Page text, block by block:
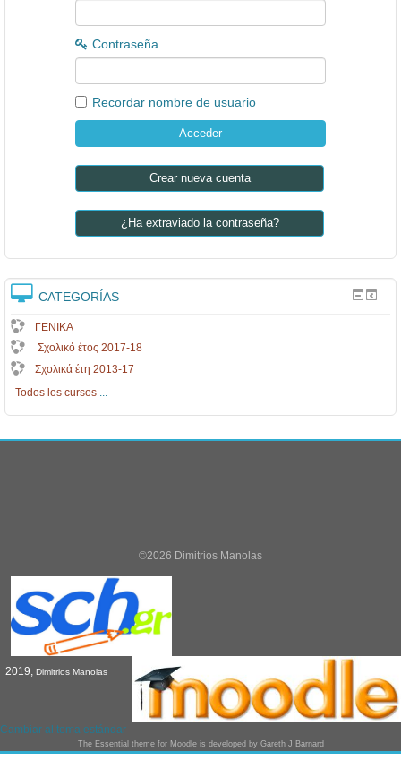
Contraseña
Recordar nombre de usuario
Crear nueva cuenta
¿Ha extraviado la contraseña?
CATEGORÍAS
ΓΕΝΙΚΑ
Σχολικό έτος 2017-18
Σχολικά έτη 2013-17
Todos los cursos ...
©2026 Dimitrios Manolas
2019, Dimitrios Manolas
Cambiar al tema estándar
The Essential theme for Moodle is developed by Gareth J Barnard